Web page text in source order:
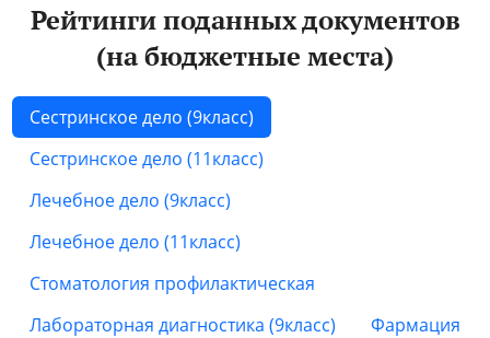
Рейтинги поданных документов
(на бюджетные места)
Сестринское дело (9класс)
Сестринское дело (11класс)
Лечебное дело (9класс)
Лечебное дело (11класс)
Стоматология профилактическая
Лабораторная диагностика (9класс)
Фармация